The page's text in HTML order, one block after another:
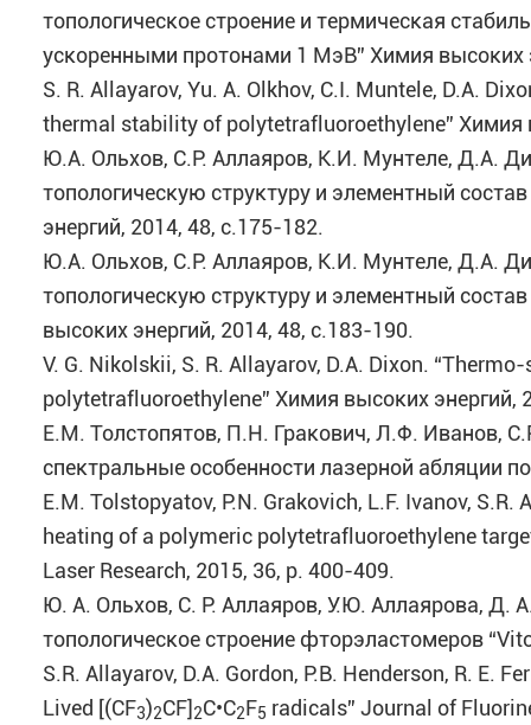
топологическое строение и термическая
ускоренными протонами 1 МэВ” Химия высоких
S. R. Allayarov, Yu. A. Olkhov, C.I. Muntele, D.A.
thermal stability of polytetrafluoroethylene” Химия
Ю.А. Ольхов, С.Р. Аллаяров, К.И. Мунтеле, Д.А.
топологическую структуру и элементный
энергий, 2014, 48, c.175-182.
Ю.А. Ольхов, С.Р. Аллаяров, К.И. Мунтеле, Д.А.
топологическую структуру и элементный
высоких энергий, 2014, 48, c.183-190.
V. G. Nikolskii, S. R. Allayarov, D.A. Dixon.
polytetrafluoroethylene” Химия высоких энергий,
E.М. Толстопятов, П.Н. Гракович, Л.Ф. Иванов,
спектральные особенности лазерной абляции
E.M. Tolstopyatov, P.N. Grakovich, L.F. Ivanov,
heating of a polymeric polytetrafluoroethylene
Laser Research, 2015, 36, p. 400-409.
Ю. А. Ольхов, С. Р. Аллаяров, У.Ю. Аллаярова, Д.
топологическое строение фторэластомеров
S.R. Allayarov, D.A. Gordon, P.B. Henderson, R. E.
Lived [(CF3)2CF] 2C•C2F5 radicals” Journal of